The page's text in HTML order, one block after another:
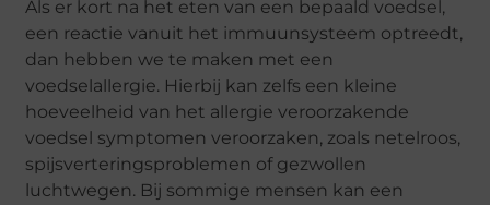
Als er kort na het eten van een bepaald voedsel,
een reactie vanuit het immuunsysteem optreedt,
dan hebben we te maken met een
voedselallergie. Hierbij kan zelfs een kleine
hoeveelheid van het allergie veroorzakende
voedsel symptomen veroorzaken, zoals netelroos,
spijsverteringsproblemen of gezwollen
luchtwegen. Bij sommige mensen kan een